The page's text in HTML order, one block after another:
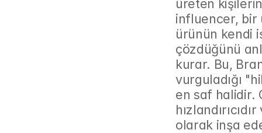
üreten
influencer, bir
ürünün kendi
çözdüğünü
kurar. Bu,
vurguladığı
en saf halidir.
olarak inşa